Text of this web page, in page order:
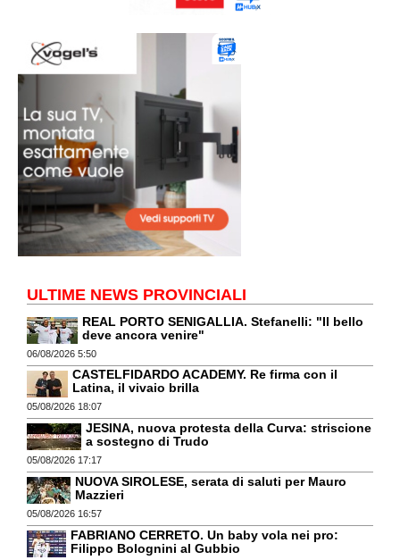
ULTIME NEWS PROVINCIALI
REAL PORTO SENIGALLIA. Stefanelli: "Il bello
deve ancora venire"
06/08/2026 5:50
CASTELFIDARDO ACADEMY. Re firma con il
Latina, il vivaio brilla
05/08/2026 18:07
JESINA, nuova protesta della Curva: striscione
a sostegno di Trudo
05/08/2026 17:17
NUOVA SIROLESE, serata di saluti per Mauro
Mazzieri
05/08/2026 16:57
FABRIANO CERRETO. Un baby vola nei pro:
Filippo Bolognini al Gubbio